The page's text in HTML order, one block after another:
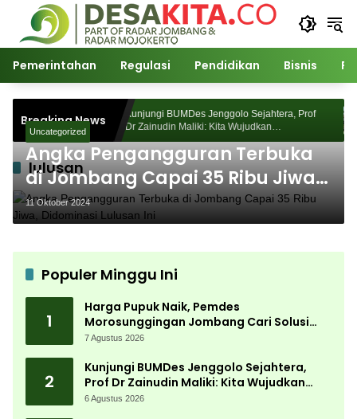
Langsung
konten
Pemerintahan Regulasi Pendidikan Bisnis
Breaking News
Kunjungi BUMDes Jenggolo Sejahtera, Prof
Dr Zainudin Maliki: Kita Wujudkan
Kemandirian Ekonomi dengan Potensi Desa
lulusan
Uncategorized
Angka Pengangguran Terbuka
di Jombang Capai 35 Ribu Jiwa,
Didominasi Lulusan Ini
11 Oktober 2024
Populer Minggu Ini
1
Harga Pupuk Naik, Pemdes
Morosunggingan Jombang Cari Solusi
Lewat Kajian Akademik
7 Agustus 2026
2
Kunjungi BUMDes Jenggolo Sejahtera,
Prof Dr Zainudin Maliki: Kita Wujudkan
Kemandirian Ekonomi dengan Potensi
6 Agustus 2026